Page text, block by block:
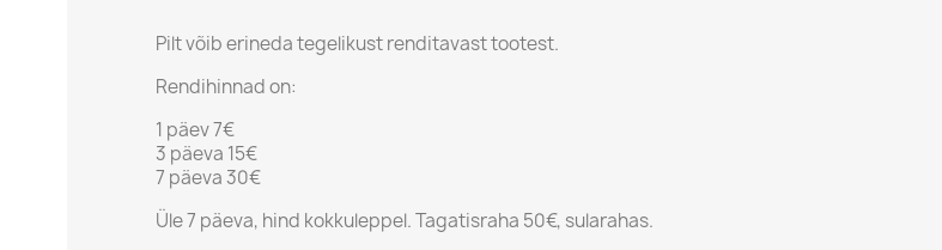
Pilt võib erineda tegelikust renditavast tootest.
Rendihinnad on:
1 päev 7€
3 päeva 15€
7 päeva 30€
Üle 7 päeva, hind kokkuleppel. Tagatisraha 50€, sularahas.